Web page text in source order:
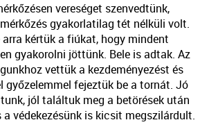
vereséget szenvedtünk,
gyakorlatilag tét nélküli volt.
arra kértük a fiúkat, hogy mindent
gyakorolni jöttünk. Bele is adtak. Az
vettük a kezdeményezést és
győzelemmel fejeztük be a tornát. Jó
jól találtuk meg a betörések után
védekezésünk is kicsit megszilárdult.